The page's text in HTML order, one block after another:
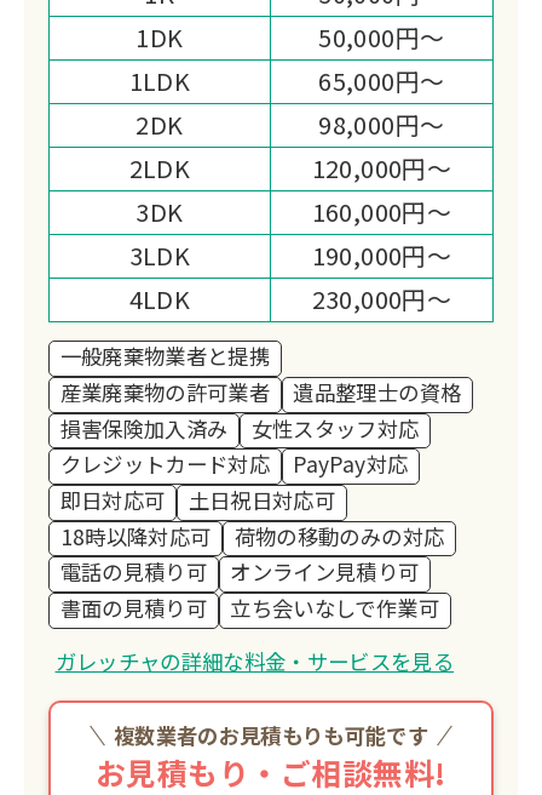
プロのスタッフが遺品整理・生前整理の
お手伝いをさせていただきます。
また、リサイクルショップの運営等、幅
広い販路を活かした買取品目の多さや買
取価格は多くのお客様から高い満足度を
いただいております。
1DK
50,000円～
1LDK
65,000円～
2DK
98,000円～
2LDK
120,000円～
3DK
160,000円～
3LDK
190,000円～
4LDK
230,000円～
一般廃棄物業者と提携
産業廃棄物の許可業者
遺品整理士の資格
損害保険加入済み
女性スタッフ対応
クレジットカード対応
PayPay対応
即日対応可
土日祝日対応可
18時以降対応可
荷物の移動のみの対応
電話の見積り可
オンライン見積り可
書面の見積り可
立ち会いなしで作業可
ガレッチャの詳細な料金・サービスを見る
複数業者のお見積もりも可能です
お見積もり・ご相談無料!